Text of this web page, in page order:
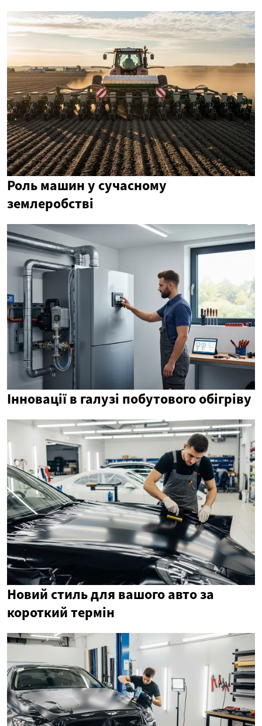
Роль машин у сучасному
землеробстві
Інновації в галузі побутового обігріву
Новий стиль для вашого авто за
короткий термін